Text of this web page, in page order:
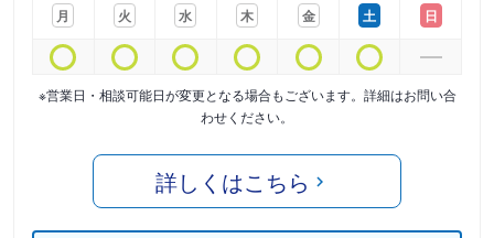
月
火
水
木
金
土
日
※営業日・相談可能日が変更となる場合もございます。詳細はお問い合
わせください。
詳しくはこちら